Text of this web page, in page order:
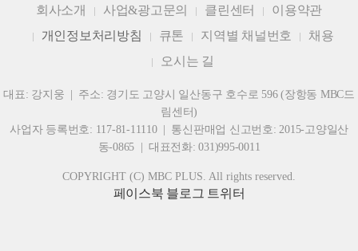
회사소개
사업&광고문의 클린센터
이용약관
개인정보처리방침
큐톤 지역별 채널번호
채용
오시는 길
대표: 강지웅 | 주소: 경기도 고양시 일산동구 호수로 596 (장항동 MBC드
림센터)
사업자 등록번호: 117-81-11110 | 통신판매업 신고번호: 2015-고양일산
동-0865 | 대표전화: 031)995-0011
COPYRIGHT (C) MBC PLUS. All rights reserved.
페이스북 블로그 트위터